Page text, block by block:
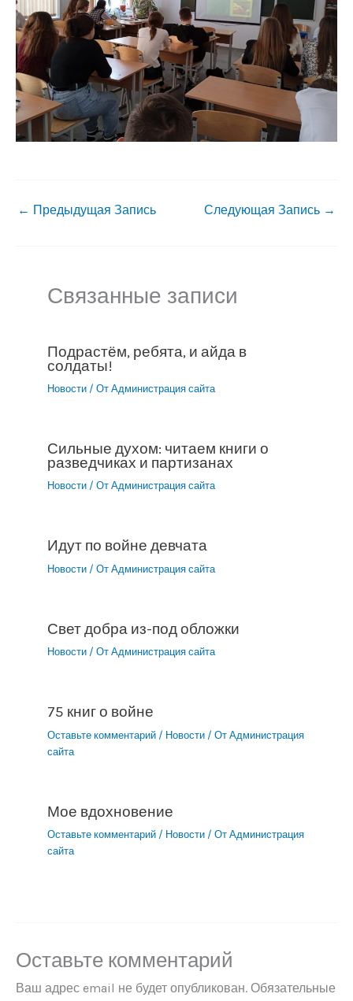
← Предыдущая Запись Следующая Запись →
Связанные записи
Подрастём, ребята, и айда в
солдаты!
Новости / От Администрация сайта
Сильные духом: читаем книги о
разведчиках и партизанах
Новости / От Администрация сайта
Идут по войне девчата
Новости / От Администрация сайта
Свет добра из-под обложки
Новости / От Администрация сайта
75 книг о войне
Оставьте комментарий / Новости / От Администрация
сайта
Мое вдохновение
Оставьте комментарий / Новости / От Администрация
сайта
Оставьте комментарий
Ваш адрес email не будет опубликован. Обязательные